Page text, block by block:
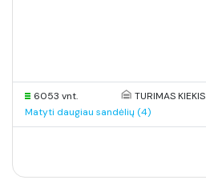
6053 vnt.
TURIMAS KIEKIS
Matyti daugiau sandėlių (4)